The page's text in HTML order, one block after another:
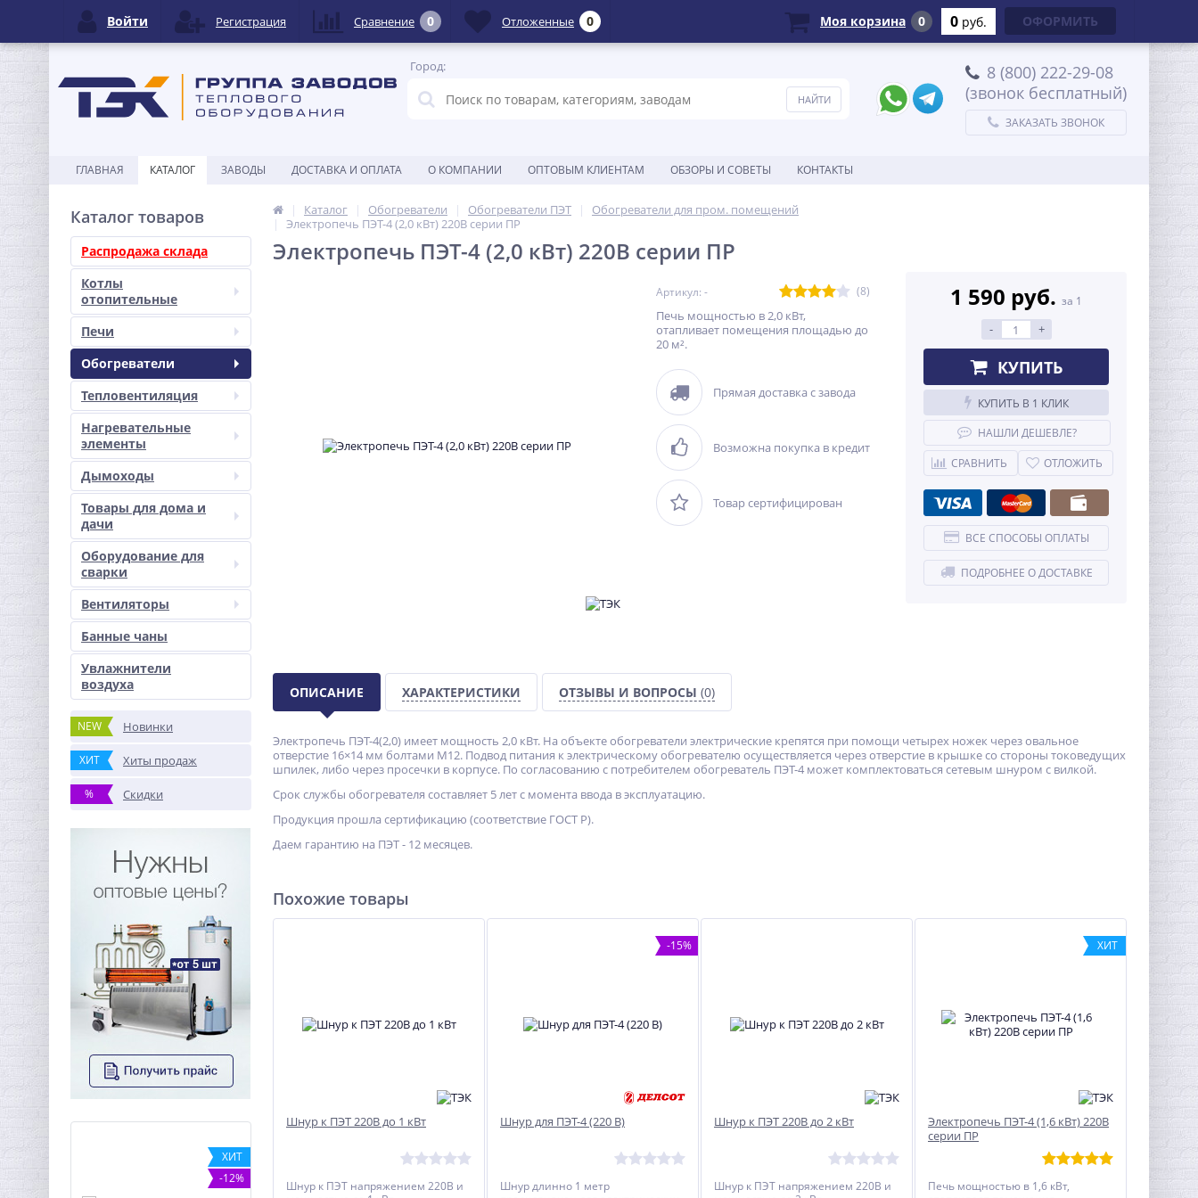
Город:
8 (800) 222-29-08
(звонок бесплатный)
ЗАКАЗАТЬ ЗВОНОК
ГЛАВНАЯ КАТАЛОГ ЗАВОДЫ ДОСТАВКА И ОПЛАТА О КОМПАНИИ ОПТОВЫМ КЛИЕНТАМ ОБЗОРЫ И СОВЕТЫ КОНТАКТЫ
Каталог товаров
Распродажа склада
Котлы
отопительные
Печи
Обогреватели
Тепловентиляция
Нагревательные
элементы
Дымоходы
Товары для дома и
дачи
Оборудование для
сварки
Вентиляторы
Банные чаны
Увлажнители
воздуха
NEW Новинки
ХИТ Хиты продаж
% Скидки
ХИТ
-12%
ХИТ
Каталог Обогреватели Обогреватели ПЭТ
Обогреватели для пром. помещений
Электропечь ПЭТ-4 (2,0 кВт) 220В серии ПР
Электропечь ПЭТ-4 (2,0 кВт) 220В серии ПР
Артикул: - (8)
Печь мощностью в 2,0 кВт,
отапливает помещения площадью до
20 м².
Прямая доставка с завода
Возможна покупка в кредит
Товар сертифицирован
1 590 руб. за 1
- +
КУПИТЬ
КУПИТЬ В 1 КЛИК
НАШЛИ ДЕШЕВЛЕ?
СРАВНИТЬ
ОТЛОЖИТЬ
ВСЕ СПОСОБЫ ОПЛАТЫ
ПОДРОБНЕЕ О ДОСТАВКЕ
ОПИСАНИЕ ХАРАКТЕРИСТИКИ ОТЗЫВЫ И ВОПРОСЫ (0)
Электропечь ПЭТ-4(2,0) имеет мощность 2,0 кВт. На объекте обогреватели электрические крепятся при помощи четырех ножек через овальное
отверстие 16×14 мм болтами М12. Подвод питания к электрическому обогревателю осуществляется через отверстие в крышке со стороны токоведущих
шпилек, либо через просечки в корпусе. По согласованию с потребителем обогреватель ПЭТ-4 может комплектоваться сетевым шнуром с вилкой.
Срок службы обогревателя составляет 5 лет с момента ввода в эксплуатацию.
Продукция прошла сертификацию (соответствие ГОСТ Р).
Даем гарантию на ПЭТ - 12 месяцев.
Похожие товары
Шнур к ПЭТ 220В до 1 кВт
Шнур к ПЭТ напряжением 220В и
-15%
Шнур для ПЭТ-4 (220 В)
Шнур длинно 1 метр
Шнур к ПЭТ 220В до 2 кВт
Шнур к ПЭТ напряжением 220В и
ХИТ
Электропечь ПЭТ-4 (1,6 кВт) 220В
серии ПР
Печь мощностью в 1,6 кВт,
Войти Регистрация Сравнение 0 Отложенные 0 Моя корзина 0 0 руб. ОФОРМИТЬ